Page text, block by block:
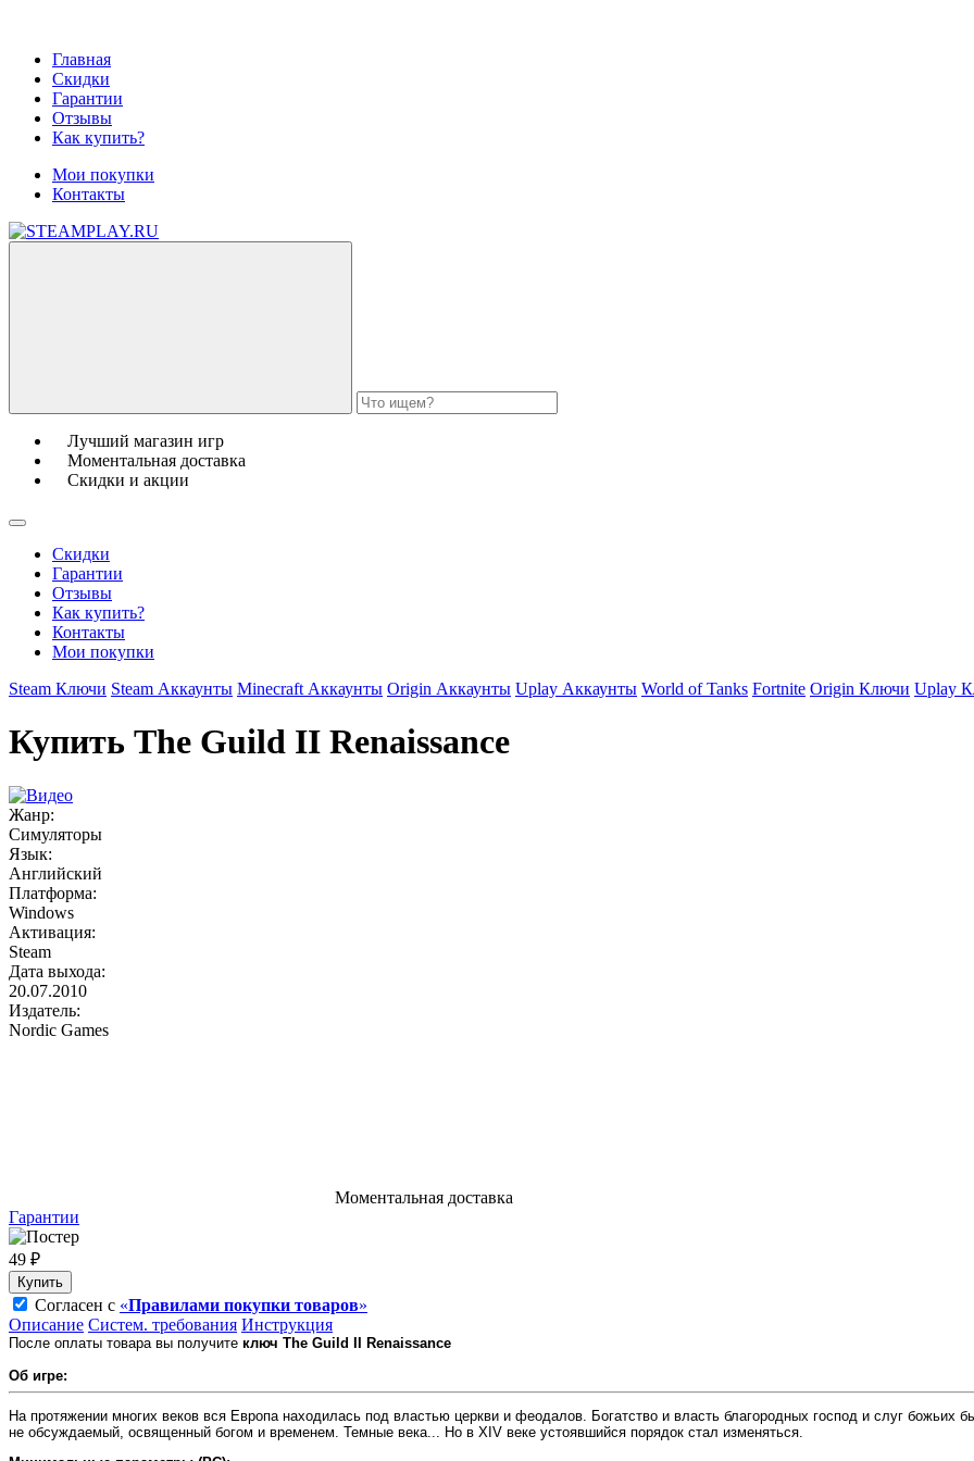
Главная
Скидки
Гарантии
Отзывы
Как купить?
Мои покупки
Контакты
Лучший магазин игр
Моментальная доставка
Скидки и акции
Скидки
Гарантии
Отзывы
Как купить?
Контакты
Мои покупки
Steam Ключи Steam Аккаунты Minecraft Аккаунты Origin Аккаунты Uplay Аккаунты World of Tanks Fortnite Origin Ключи Uplay
Купить The Guild II Renaissance
Жанр:
Симуляторы
Язык:
Английский
Платформа:
Windows
Активация:
Steam
Дата выхода:
20.07.2010
Издатель:
Nordic Games
Моментальная доставка
Гарантии
49 ₽
Купить
Согласен с «Правилами покупки товаров»
Описание Систем. требования Инструкция
После оплаты товара вы получите ключ The Guild II Renaissance
Об игре:
На протяжении многих веков вся Европа находилась под властью церкви и феодалов. Богатство и власть благородных господ и слуг божьих
не обсуждаемый, освященный богом и временем. Темные века... Но в XIV веке устоявшийся порядок стал изменяться.